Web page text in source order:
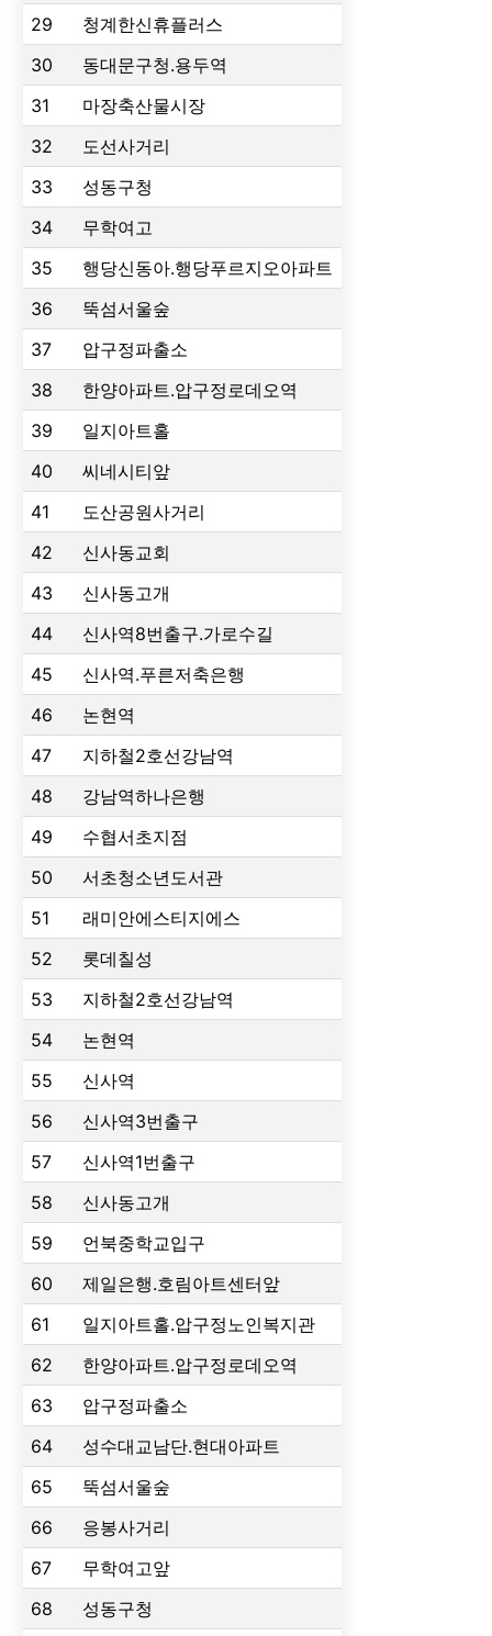
29
청계한신휴플러스
30
동대문구청.용두역
31
마장축산물시장
32
도선사거리
33
성동구청
34
무학여고
35
행당신동아.행당푸르지오아파트
36
뚝섬서울숲
37
압구정파출소
38
한양아파트.압구정로데오역
39
일지아트홀
40
씨네시티앞
41
도산공원사거리
42
신사동교회
43
신사동고개
44
신사역8번출구.가로수길
45
신사역.푸른저축은행
46
논현역
47
지하철2호선강남역
48
강남역하나은행
49
수협서초지점
50
서초청소년도서관
51
래미안에스티지에스
52
롯데칠성
53
지하철2호선강남역
54
논현역
55
신사역
56
신사역3번출구
57
신사역1번출구
58
신사동고개
59
언북중학교입구
60
제일은행.호림아트센터앞
61
일지아트홀.압구정노인복지관
62
한양아파트.압구정로데오역
63
압구정파출소
64
성수대교남단.현대아파트
65
뚝섬서울숲
66
응봉사거리
67
무학여고앞
68
성동구청